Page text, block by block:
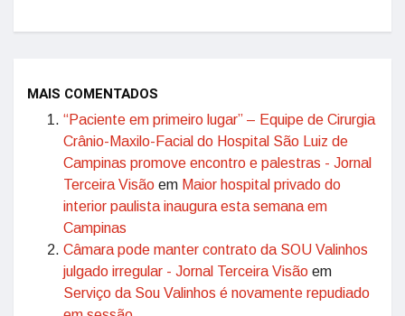
MAIS COMENTADOS
“Paciente em primeiro lugar” – Equipe de Cirurgia
Crânio-Maxilo-Facial do Hospital São Luiz de
Campinas promove encontro e palestras - Jornal
Terceira Visão em Maior hospital privado do
interior paulista inaugura esta semana em
Campinas
Câmara pode manter contrato da SOU Valinhos
julgado irregular - Jornal Terceira Visão em
Serviço da Sou Valinhos é novamente repudiado